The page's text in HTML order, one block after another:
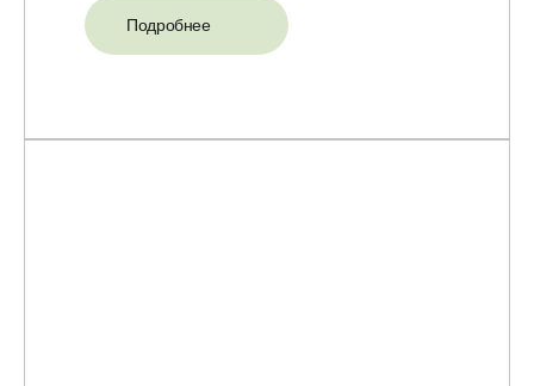
Подробнее